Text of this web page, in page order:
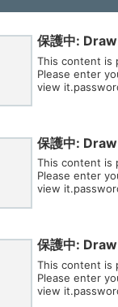
保護中:
This content is
Please enter
view
保護中:
This content is
Please enter
view
保護中:
This content is
Please enter
view